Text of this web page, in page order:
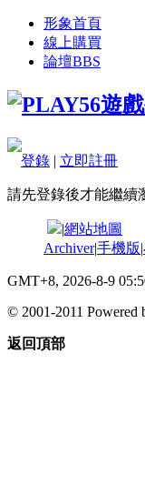
形象首頁
線上購買
論壇BBS
登錄 | 立即註冊
請先登錄後才能繼續
|網站地圖
Archiver|手機版|
GMT+8, 2026-8-9
© 2001-2011 Powered
返回頂部